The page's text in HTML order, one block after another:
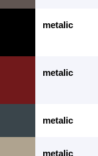
metalic
metalic
metalic
metalic